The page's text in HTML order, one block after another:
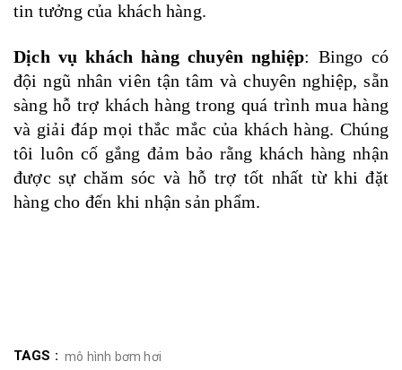
tin tưởng của khách hàng.
Dịch vụ khách hàng chuyên nghiệp: Bingo có
đội ngũ nhân viên tận tâm và chuyên nghiệp, sẵn
sàng hỗ trợ khách hàng trong quá trình mua hàng
và giải đáp mọi thắc mắc của khách hàng. Chúng
tôi luôn cố gắng đảm bảo rằng khách hàng nhận
được sự chăm sóc và hỗ trợ tốt nhất từ khi đặt
hàng cho đến khi nhận sản phẩm.
TAGS : mô hình bơm hơi